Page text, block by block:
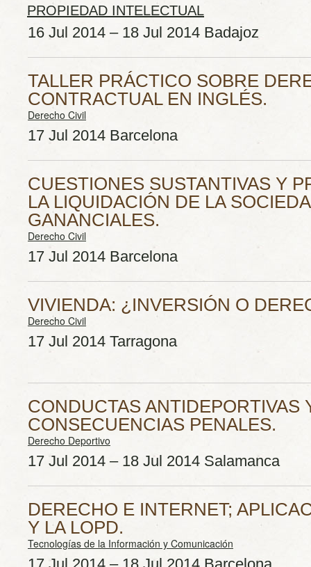
PROPIEDAD INTELECTUAL
16 Jul 2014 – 18 Jul 2014 Badajoz
TALLER PRÁCTICO SOBRE
CONTRACTUAL EN INGLÉS.
Derecho Civil
17 Jul 2014 Barcelona
CUESTIONES SUSTANTIVAS Y
LA LIQUIDACIÓN DE LA
GANANCIALES.
Derecho Civil
17 Jul 2014 Barcelona
VIVIENDA: ¿INVERSIÓN O
Derecho Civil
17 Jul 2014 Tarragona
CONDUCTAS ANTIDEPORTIVAS
CONSECUENCIAS PENALES.
Derecho Deportivo
17 Jul 2014 – 18 Jul 2014 Salamanca
DERECHO E INTERNET;
Y LA LOPD.
Tecnologías de la Información y Comunicación